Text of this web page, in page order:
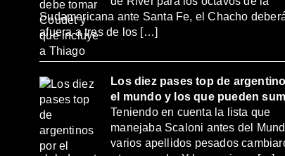
Sudamericana ante Santa Fe, el Chacho
afuera a tres de los […]
Los diez pases top de
el mundo y los que pueden
Teniendo en cuenta la lista que
manejaba Scaloni antes del
varios apellidos pesados